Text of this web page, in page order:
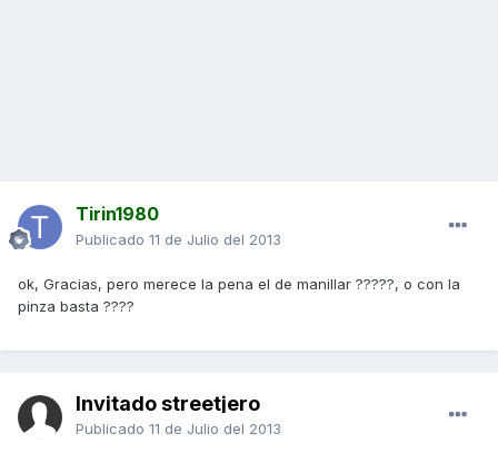
Tirin1980
Publicado 11 de Julio del 2013
ok, Gracias, pero merece la pena el de manillar ?????, o con la
pinza basta ????
Invitado streetjero
Publicado 11 de Julio del 2013